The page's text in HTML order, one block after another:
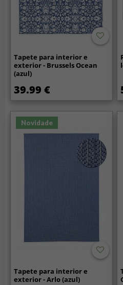
Tapete para interior e
exterior - Brussels Ocean
(azul)
39.99 €
Novidade
Tapete para interior e
exterior - Arlo (azul)